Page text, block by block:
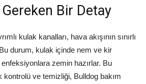
Bir Detay
kulak kanalları, hava akışının sınırlı
durum, kulak içinde nem ve kir
enfeksiyonlara zemin hazırlar. Bu
kontrolü ve temizliği, Bulldog bakım